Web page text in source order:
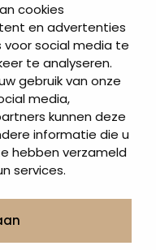
cookies
en advertenties
social media te
te analyseren.
gebruik van onze
media,
kunnen deze
informatie die u
hebben verzameld
services.